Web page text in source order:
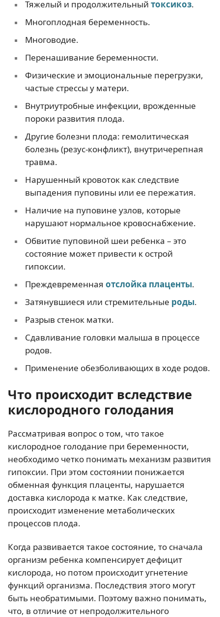
Тяжелый и продолжительный токсикоз.
Многоплодная беременность.
Многоводие.
Перенашивание беременности.
Физические и эмоциональные перегрузки,
частые стрессы у матери.
Внутриутробные инфекции, врожденные
пороки развития плода.
Другие болезни плода: гемолитическая
болезнь (резус-конфликт), внутричерепная
травма.
Нарушенный кровоток как следствие
выпадения пуповины или ее пережатия.
Наличие на пуповине узлов, которые
нарушают нормальное кровоснабжение.
Обвитие пуповиной шеи ребенка – это
состояние может привести к острой
гипоксии.
Преждевременная отслойка плаценты.
Затянувшиеся или стремительные роды.
Разрыв стенок матки.
Сдавливание головки малыша в процессе
родов.
Применение обезболивающих в ходе родов.
Что происходит вследствие
кислородного голодания
Рассматривая вопрос о том, что такое
кислородное голодание при беременности,
необходимо четко понимать механизм развития
гипоксии. При этом состоянии понижается
обменная функция плаценты, нарушается
доставка кислорода к матке. Как следствие,
происходит изменение метаболических
процессов плода.
Когда развивается такое состояние, то сначала
организм ребенка компенсирует дефицит
кислорода, но потом происходит угнетение
функций организма. Последствия этого могут
быть необратимыми. Поэтому важно понимать,
что, в отличие от непродолжительного